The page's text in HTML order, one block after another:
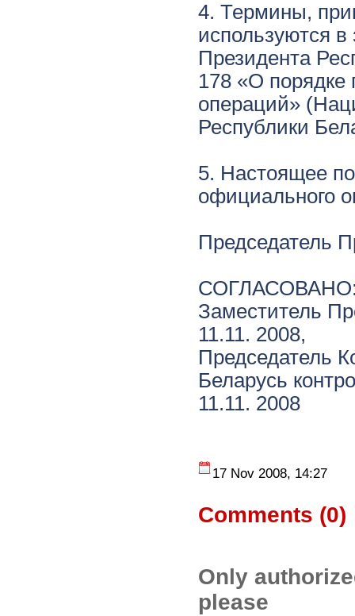
4. Термины,
используются
Президента
178 «О порядке
операций»
Республики
5. Настоящее
официального
Заместитель
11.11. 2008,
Председатель
Беларусь
11.11. 2008
17 Nov 2008, 14:27
Comments (0)
Only
please